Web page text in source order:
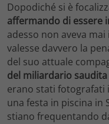
Dopodiché si è
affermando di essere
adesso non aveva
valesse davvero la
del suo attuale
del miliardario saudita
erano stati fotografati
una festa in piscina in
stiano frequentando